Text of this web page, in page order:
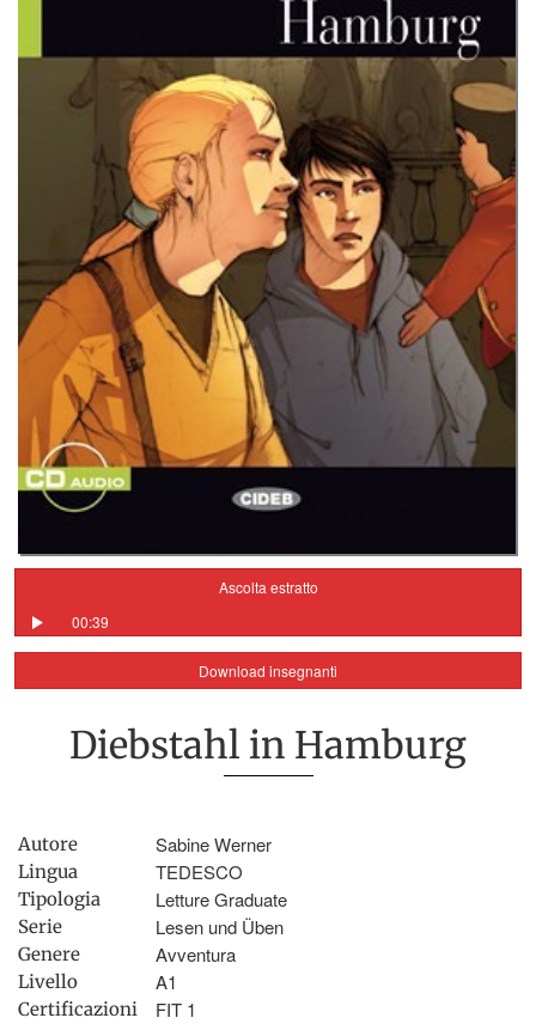
Ascolta estratto
00:39
Download insegnanti
Diebstahl in Hamburg
Autore Sabine Werner
Lingua TEDESCO
Tipologia Letture Graduate
Serie Lesen und Üben
Genere Avventura
Livello A1
Certificazioni FIT 1